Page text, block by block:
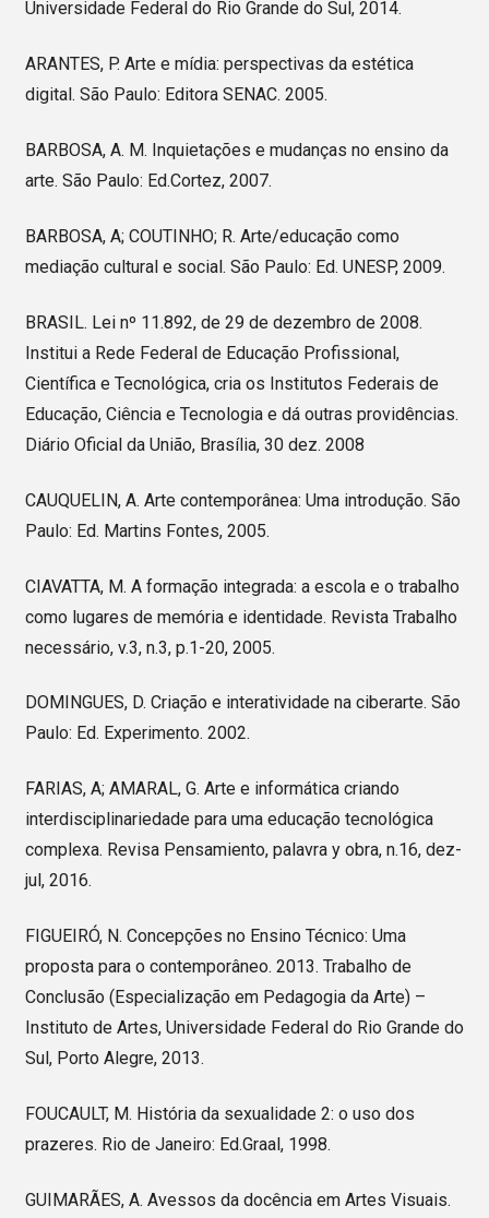
Universidade Federal do Rio Grande do Sul, 2014.
ARANTES, P. Arte e mídia: perspectivas da estética
digital. São Paulo: Editora SENAC. 2005.
BARBOSA, A. M. Inquietações e mudanças no ensino da
arte. São Paulo: Ed.Cortez, 2007.
BARBOSA, A; COUTINHO; R. Arte/educação como
mediação cultural e social. São Paulo: Ed. UNESP, 2009.
BRASIL. Lei nº 11.892, de 29 de dezembro de 2008.
Institui a Rede Federal de Educação Profissional,
Científica e Tecnológica, cria os Institutos Federais de
Educação, Ciência e Tecnologia e dá outras providências.
Diário Oficial da União, Brasília, 30 dez. 2008
CAUQUELIN, A. Arte contemporânea: Uma introdução. São
Paulo: Ed. Martins Fontes, 2005.
CIAVATTA, M. A formação integrada: a escola e o trabalho
como lugares de memória e identidade. Revista Trabalho
necessário, v.3, n.3, p.1-20, 2005.
DOMINGUES, D. Criação e interatividade na ciberarte. São
Paulo: Ed. Experimento. 2002.
FARIAS, A; AMARAL, G. Arte e informática criando
interdisciplinariedade para uma educação tecnológica
complexa. Revisa Pensamiento, palavra y obra, n.16, dez-
jul, 2016.
FIGUEIRÓ, N. Concepções no Ensino Técnico: Uma
proposta para o contemporâneo. 2013. Trabalho de
Conclusão (Especialização em Pedagogia da Arte) –
Instituto de Artes, Universidade Federal do Rio Grande do
Sul, Porto Alegre, 2013.
FOUCAULT, M. História da sexualidade 2: o uso dos
prazeres. Rio de Janeiro: Ed.Graal, 1998.
GUIMARÃES, A. Avessos da docência em Artes Visuais.